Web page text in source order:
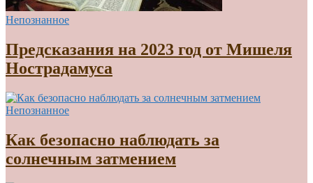
Непознанное
Предсказания на 2023 год от Мишеля
Нострадамуса
Непознанное
Как безопасно наблюдать за
солнечным затмением